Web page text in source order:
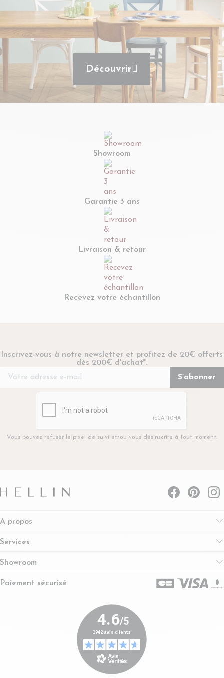
Découvrir
Showroom
Garantie 3 ans
Livraison & retour
Recevez votre échantillon
Inscrivez-vous à notre newsletter et profitez de 20€ offerts
dès 200€ d'achat*.
Vous pouvez refuser le pixel de suivi et/ou vous désinscrire à tout moment.
A propos
Services
Showroom
Paiement sécurisé